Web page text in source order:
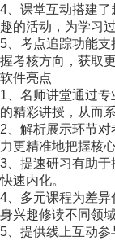
4、课堂互动搭建
趣的活动，为学习
5、考点追踪功能
握考核方向，获取
软件亮点
1、名师讲堂通过
的精彩讲授，从而
2、解析展示环节
力更精准地把握核
3、提速研习有助
快速内化。
4、多元课程为差
身兴趣修读不同领
5、提供线上互动